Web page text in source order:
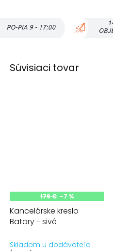
Súvisiaci tovar
179 € –7 %
Kancelárske kreslo
Batory - sivé
Skladom u dodávateľa